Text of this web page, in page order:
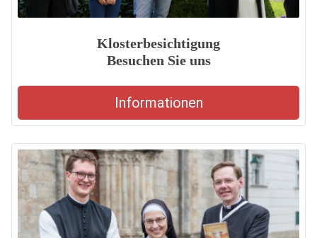
Klosterbesichtigung
Besuchen Sie uns
Informationen